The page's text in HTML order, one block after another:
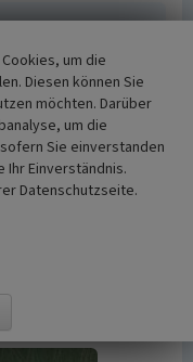
unterliegen
sind.
A-BL-
um die
Diesen können Sie
möchten. Darüber
um die
Sie einverstanden
Ihr Einverständnis.
Datenschutzseite.